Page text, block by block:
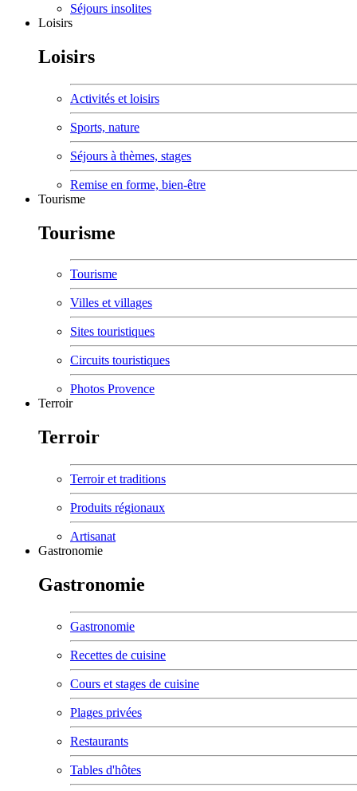
Séjours insolites
Loisirs
Loisirs
Activités et loisirs
Sports, nature
Séjours à thèmes, stages
Remise en forme, bien-être
Tourisme
Tourisme
Tourisme
Villes et villages
Sites touristiques
Circuits touristiques
Photos Provence
Terroir
Terroir
Terroir et traditions
Produits régionaux
Artisanat
Gastronomie
Gastronomie
Gastronomie
Recettes de cuisine
Cours et stages de cuisine
Plages privées
Restaurants
Tables d'hôtes